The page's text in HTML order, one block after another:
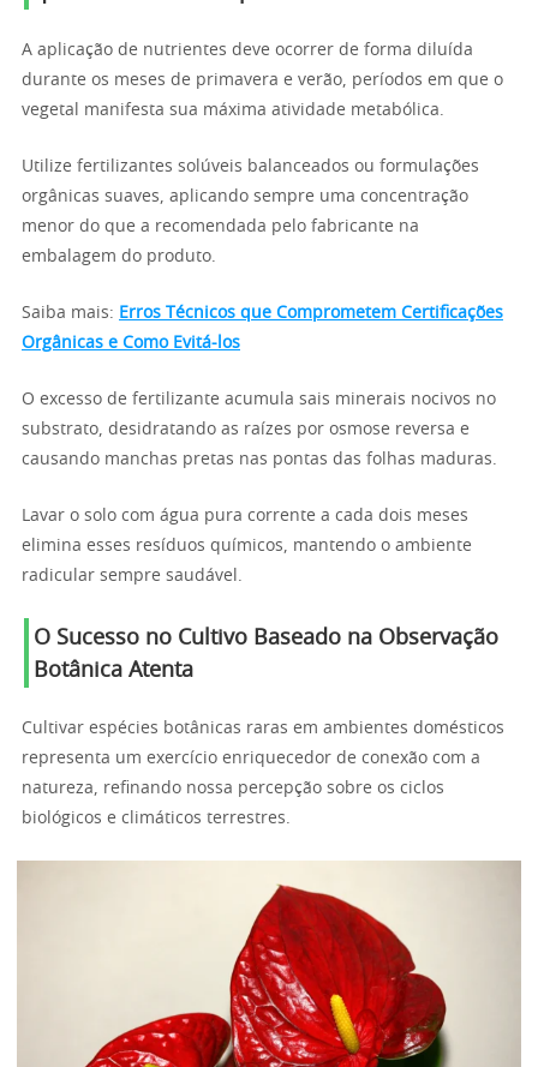
A aplicação de nutrientes deve ocorrer de forma diluída
durante os meses de primavera e verão, períodos em que o
vegetal manifesta sua máxima atividade metabólica.
Utilize fertilizantes solúveis balanceados ou formulações
orgânicas suaves, aplicando sempre uma concentração
menor do que a recomendada pelo fabricante na
embalagem do produto.
Saiba mais: Erros Técnicos que Comprometem Certificações
Orgânicas e Como Evitá-los
O excesso de fertilizante acumula sais minerais nocivos no
substrato, desidratando as raízes por osmose reversa e
causando manchas pretas nas pontas das folhas maduras.
Lavar o solo com água pura corrente a cada dois meses
elimina esses resíduos químicos, mantendo o ambiente
radicular sempre saudável.
O Sucesso no Cultivo Baseado na Observação
Botânica Atenta
Cultivar espécies botânicas raras em ambientes domésticos
representa um exercício enriquecedor de conexão com a
natureza, refinando nossa percepção sobre os ciclos
biológicos e climáticos terrestres.